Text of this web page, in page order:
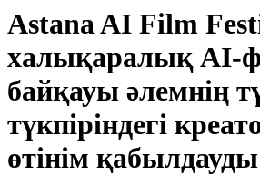
Astana AI Film
халықаралық AI-
байқауы əлемнің
түкпіріндегі
өтінім